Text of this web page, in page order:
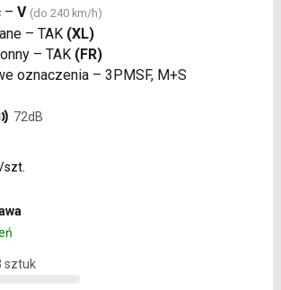
– V (do 240 km/h)
– TAK (XL)
– TAK (FR)
oznaczenia – 3PMSF, M+S
72dB
szt.
sztuk